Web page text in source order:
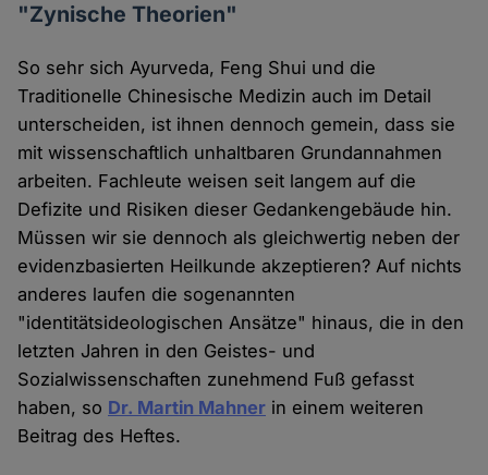
"Zynische Theorien"
So sehr sich Ayurveda, Feng Shui und die
Traditionelle Chinesische Medizin auch im Detail
unterscheiden, ist ihnen dennoch gemein, dass sie
mit wissenschaftlich unhaltbaren Grundannahmen
arbeiten. Fachleute weisen seit langem auf die
Defizite und Risiken dieser Gedankengebäude hin.
Müssen wir sie dennoch als gleichwertig neben der
evidenzbasierten Heilkunde akzeptieren? Auf nichts
anderes laufen die sogenannten
"identitätsideologischen Ansätze" hinaus, die in den
letzten Jahren in den Geistes- und
Sozialwissenschaften zunehmend Fuß gefasst
haben, so Dr. Martin Mahner in einem weiteren
Beitrag des Heftes.